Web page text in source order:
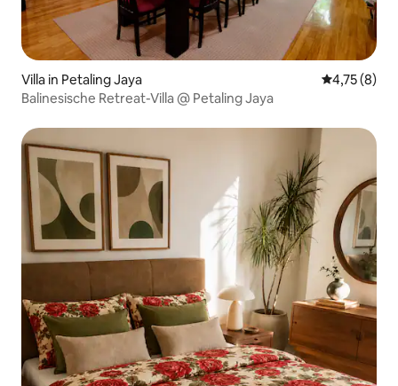
Villa in Petaling Jaya
4,75 (8)
Balinesische Retreat-Villa @ Petaling Jaya